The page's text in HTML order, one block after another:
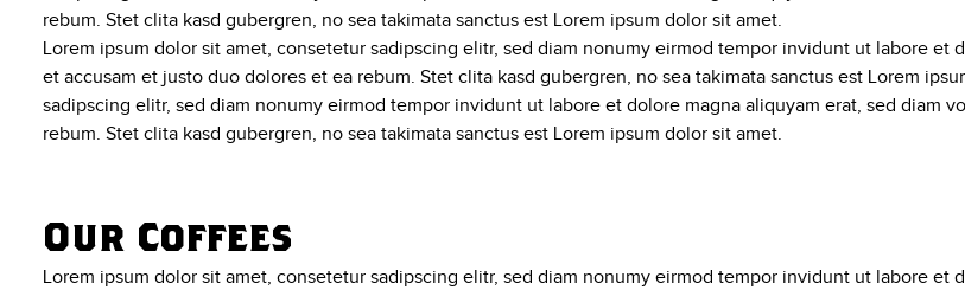
rebum. Stet clita kasd gubergren, no sea takimata sanctus est Lorem ipsum dolor sit amet.
Lorem ipsum dolor sit amet, consetetur sadipscing elitr, sed diam nonumy eirmod tempor invidunt ut labore et
et accusam et justo duo dolores et ea rebum. Stet clita kasd gubergren, no sea takimata sanctus est Lorem
sadipscing elitr, sed diam nonumy eirmod tempor invidunt ut labore et dolore magna aliquyam erat, sed diam
rebum. Stet clita kasd gubergren, no sea takimata sanctus est Lorem ipsum dolor sit amet.
Our Coffees
Lorem ipsum dolor sit amet, consetetur sadipscing elitr, sed diam nonumy eirmod tempor invidunt ut labore et